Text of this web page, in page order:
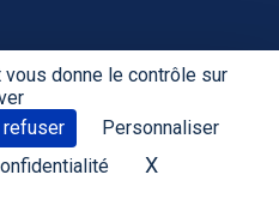
donne le contrôle sur
refuser
Personnaliser
X